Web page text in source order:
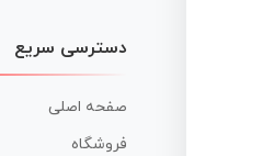
دسترسی سریع
صفحه اصلی
فروشگاه